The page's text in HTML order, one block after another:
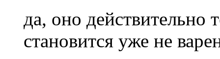
да, оно действительно
становится уже не